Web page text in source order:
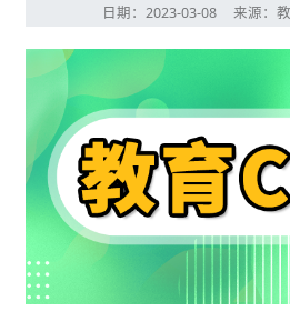
日期：2023-03-08 来源：